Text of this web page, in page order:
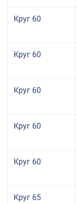
Круг 60
Круг 60
Круг 60
Круг 60
Круг 60
Круг 65